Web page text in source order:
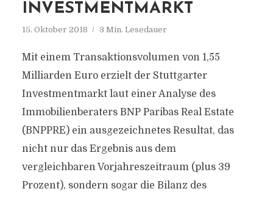
INVESTMENTMARKT
15. Oktober 2018 3 Min. Lesedauer
Mit einem Transaktionsvolumen von 1,55
Milliarden Euro erzielt der Stuttgarter
Investmentmarkt laut einer Analyse des
Immobilienberaters BNP Paribas Real Estate
(BNPPRE) ein ausgezeichnetes Resultat, das
nicht nur das Ergebnis aus dem
vergleichbaren Vorjahreszeitraum (plus 39
Prozent), sondern sogar die Bilanz des